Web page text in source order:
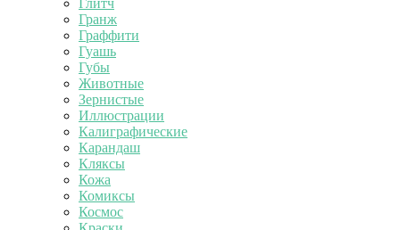
Глитч
Гранж
Граффити
Гуашь
Губы
Животные
Зернистые
Иллюстрации
Калиграфические
Карандаш
Кляксы
Кожа
Комиксы
Космос